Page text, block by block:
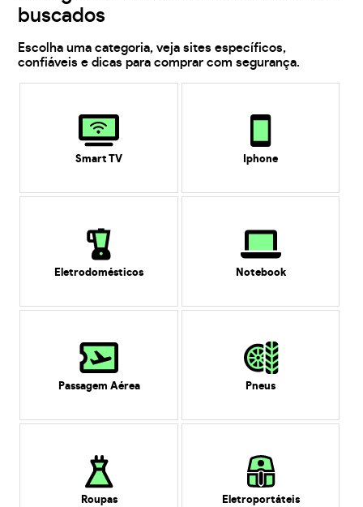
buscados
Escolha uma categoria, veja sites específicos,
confiáveis e dicas para comprar com segurança.
Smart TV Iphone
Eletrodomésticos Notebook
Passagem Aérea Pneus
Roupas Eletroportáteis